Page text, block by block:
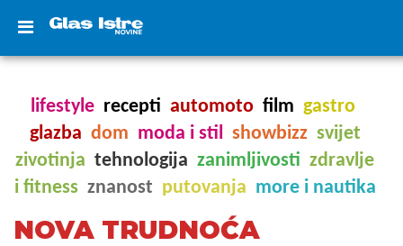
lifestyle recepti automoto film gastro
glazba dom moda i stil showbizz svijet
zivotinja tehnologija zanimljivosti zdravlje
i fitness znanost putovanja more i nautika
NOVA TRUDNOĆA